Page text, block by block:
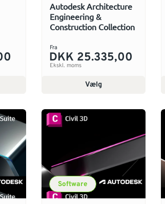
Autodesk Architecture
Engineering &
Construction Collection
Fra
DKK 25.335,00
Ekskl. moms
Vælg
Software